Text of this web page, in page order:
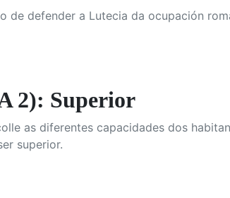
de defender a Lutecia da ocupación
2): Superior
as diferentes capacidades dos
superior.